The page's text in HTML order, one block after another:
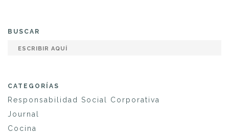
BUSCAR
CATEGORÍAS
Responsabilidad Social Corporativa
Journal
Cocina